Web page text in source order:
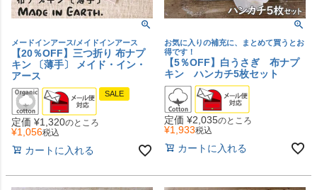
メードインアース/メイドインアース
【20％OFF】三つ折り 布ナプ
キン 〔薄手〕 メイド・イン・
アース
SALE
定価 ¥1,320のところ
¥1,056税込
カートに入れる
お気に入りの補充に、まとめて買うとお
得です！
【5％OFF】白うさぎ 布ナプ
キン ハンカチ5枚セット
定価 ¥2,035のところ
¥1,933税込
カートに入れる